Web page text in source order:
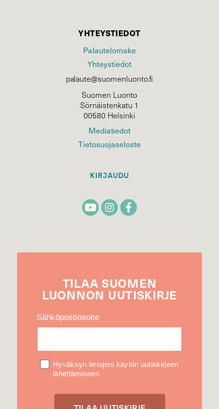
YHTEYSTIEDOT
Palautelomake
Yhteystiedot
palaute@suomenluonto.fi
Suomen Luonto
Sörnäistenkatu 1
00580 Helsinki
Mediatiedot
Tietosuojaseloste
KIRJAUDU
TILAA SUOMEN
LUONNON UUTIS­KIRJE
Sähköpostiosoite
Hyväksyn tietojeni käytön uutiskirjeen
lähettämiseen